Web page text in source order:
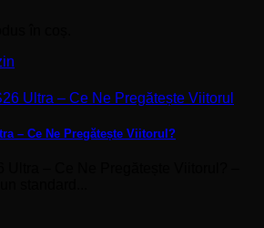
– Ce Ne Pregătește Viitorul?